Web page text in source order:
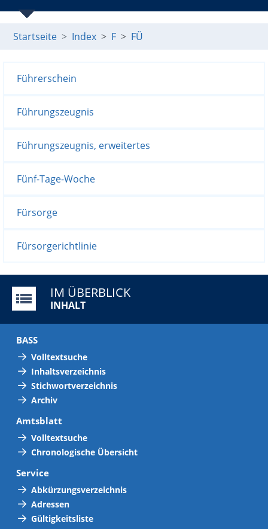
Startseite Index F FÜ
Führerschein
Führungszeugnis
Führungszeugnis, erweitertes
Fünf-Tage-Woche
Fürsorge
Fürsorgerichtlinie
IM ÜBERBLICK
INHALT
BASS
Volltextsuche
Inhaltsverzeichnis
Stichwortverzeichnis
Archiv
Amtsblatt
Volltextsuche
Chronologische Übersicht
Service
Abkürzungsverzeichnis
Adressen
Gültigkeitsliste